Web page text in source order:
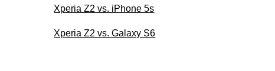
Xperia Z2 vs. iPhone 5s
Xperia Z2 vs. Galaxy S6